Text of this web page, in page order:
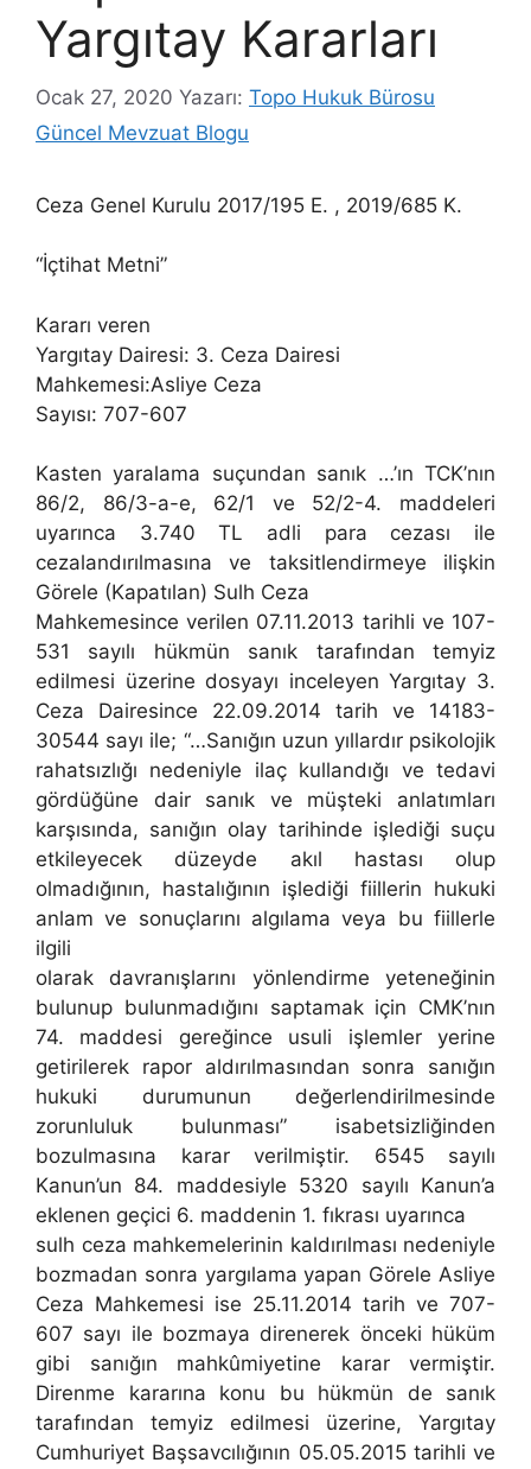
Yargıtay Kararları
Ocak 27, 2020 Yazarı: Topo Hukuk Bürosu
Güncel Mevzuat Blogu
Ceza Genel Kurulu 2017/195 E. , 2019/685 K.
“İçtihat Metni”
Kararı veren
Yargıtay Dairesi: 3. Ceza Dairesi
Mahkemesi:Asliye Ceza
Sayısı: 707-607
Kasten yaralama suçundan sanık …’ın TCK’nın
86/2, 86/3-a-e, 62/1 ve 52/2-4. maddeleri
uyarınca 3.740 TL adli para cezası ile
cezalandırılmasına ve taksitlendirmeye ilişkin
Görele (Kapatılan) Sulh Ceza
Mahkemesince verilen 07.11.2013 tarihli ve 107-
531 sayılı hükmün sanık tarafından temyiz
edilmesi üzerine dosyayı inceleyen Yargıtay 3.
Ceza Dairesince 22.09.2014 tarih ve 14183-
30544 sayı ile; “…Sanığın uzun yıllardır psikolojik
rahatsızlığı nedeniyle ilaç kullandığı ve tedavi
gördüğüne dair sanık ve müşteki anlatımları
karşısında, sanığın olay tarihinde işlediği suçu
etkileyecek düzeyde akıl hastası olup
olmadığının, hastalığının işlediği fiillerin hukuki
anlam ve sonuçlarını algılama veya bu fiillerle
ilgili
olarak davranışlarını yönlendirme yeteneğinin
bulunup bulunmadığını saptamak için CMK’nın
74. maddesi gereğince usuli işlemler yerine
getirilerek rapor aldırılmasından sonra sanığın
hukuki durumunun değerlendirilmesinde
zorunluluk bulunması” isabetsizliğinden
bozulmasına karar verilmiştir. 6545 sayılı
Kanun’un 84. maddesiyle 5320 sayılı Kanun’a
eklenen geçici 6. maddenin 1. fıkrası uyarınca
sulh ceza mahkemelerinin kaldırılması nedeniyle
bozmadan sonra yargılama yapan Görele Asliye
Ceza Mahkemesi ise 25.11.2014 tarih ve 707-
607 sayı ile bozmaya direnerek önceki hüküm
gibi sanığın mahkûmiyetine karar vermiştir.
Direnme kararına konu bu hükmün de sanık
tarafından temyiz edilmesi üzerine, Yargıtay
Cumhuriyet Başsavcılığının 05.05.2015 tarihli ve